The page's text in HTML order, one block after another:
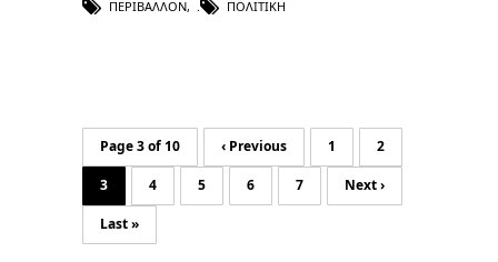
ΠΕΡΙΒΆΛΛΟΝ, ΠΟΛΙΤΙΚΉ
Page 3 of 10 ‹ Previous 1 2
3 4 5 6 7 Next ›
Last »